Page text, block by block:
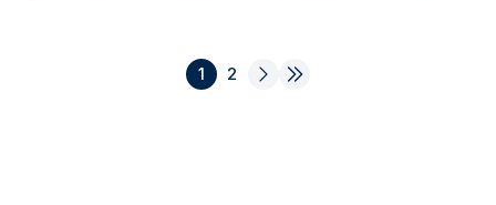
1 2